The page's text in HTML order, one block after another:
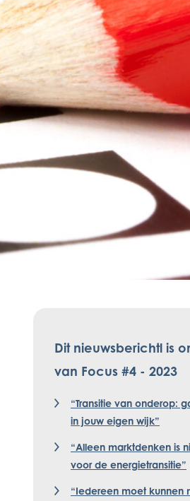
Dit nieuwsberichtl is
van Focus #4 - 2023
“Transitie van onderop:
in jouw eigen wijk”
“Alleen marktdenken is
voor de energietransitie”
“Iedereen moet kunnen